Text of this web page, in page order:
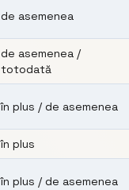
de asemenea
de asemenea /
totodată
în plus / de asemenea
în plus
în plus / de asemenea